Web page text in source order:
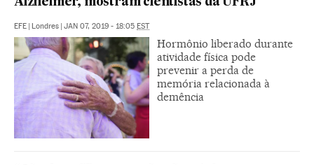
EFE | Londres | JAN 07, 2019 - 18:05 EST
Hormônio liberado durante
atividade física pode
prevenir a perda de
memória relacionada à
demência